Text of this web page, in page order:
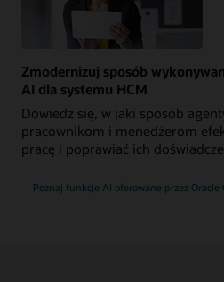
Zmodernizuj sposób
AI dla systemu HCM
Dowiedz się, w jaki sposób
pracownikom i menedżerom
pracę i poprawiać ich
Poznaj funkcje AI oferowane przez Oracle